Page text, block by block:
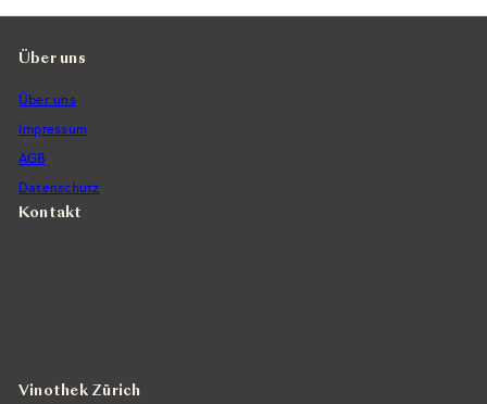
Über uns
Über uns
Impressum
AGB
Datenschutz
Kontakt
Vinothek Zürich